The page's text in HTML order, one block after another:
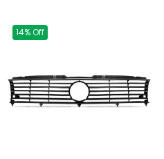
14% Off